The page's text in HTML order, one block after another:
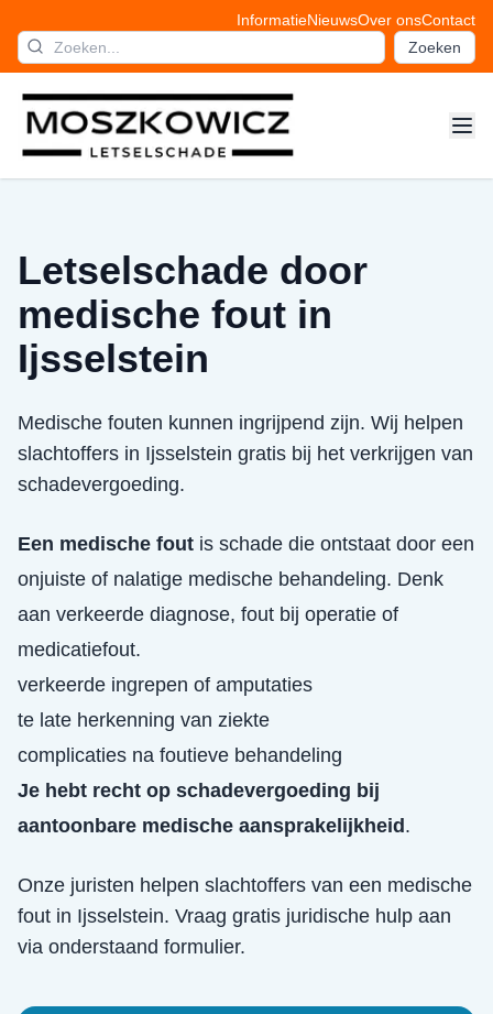
InformatieNieuwsOver onsContact
Zoeken
Letselschade door
medische fout in
Ijsselstein
Medische fouten kunnen ingrijpend zijn. Wij helpen
slachtoffers in Ijsselstein gratis bij het verkrijgen van
schadevergoeding.
Een medische fout is schade die ontstaat door een
onjuiste of nalatige medische behandeling. Denk
aan verkeerde diagnose, fout bij operatie of
medicatiefout.
verkeerde ingrepen of amputaties
te late herkenning van ziekte
complicaties na foutieve behandeling
Je hebt recht op schadevergoeding bij
aantoonbare medische aansprakelijkheid .
Onze juristen helpen slachtoffers van een medische
fout in Ijsselstein. Vraag gratis juridische hulp aan
via onderstaand formulier.